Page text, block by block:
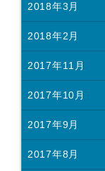
2018年3月
2018年2月
2017年11月
2017年10月
2017年9月
2017年8月